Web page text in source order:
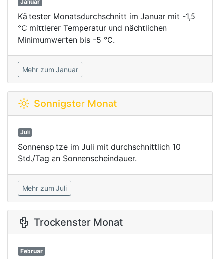
Januar
Kältester Monatsdurchschnitt im Januar mit -1,5
°C mittlerer Temperatur und nächtlichen
Minimumwerten bis -5 °C.
Mehr zum Januar
Sonnigster Monat
Juli
Sonnenspitze im Juli mit durchschnittlich 10
Std./Tag an Sonnenscheindauer.
Mehr zum Juli
Trockenster Monat
Februar